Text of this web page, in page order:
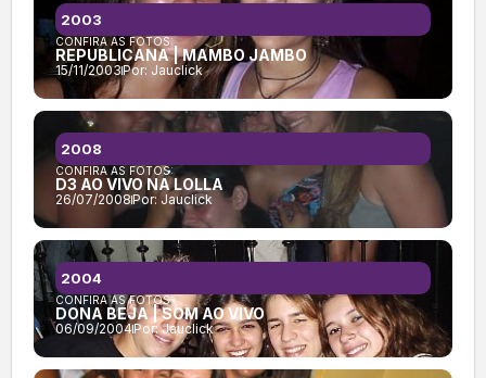
CONFIRA AS FOTOS:
REPUBLICANA | MAMBO JAMBO
15/11/2003Por: Jauclick
2003
CONFIRA AS FOTOS:
D3 AO VIVO NA LOLLA
26/07/2008Por: Jauclick
2008
CONFIRA AS FOTOS:
DONA BEJA | SOM AO VIVO
06/09/2004Por:Jauclick
2004